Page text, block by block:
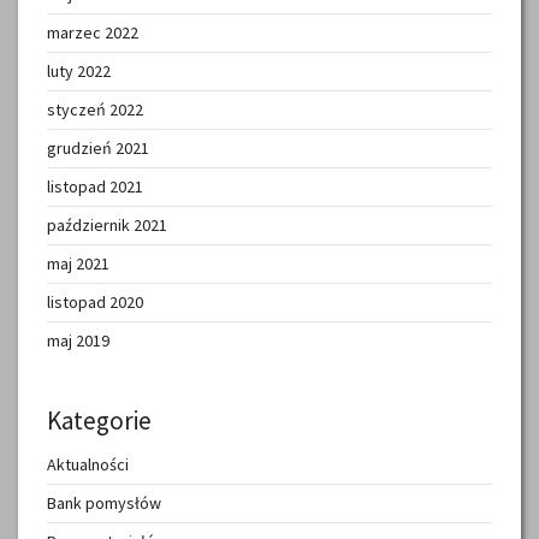
marzec 2022
luty 2022
styczeń 2022
grudzień 2021
listopad 2021
październik 2021
maj 2021
listopad 2020
maj 2019
Kategorie
Aktualności
Bank pomysłów